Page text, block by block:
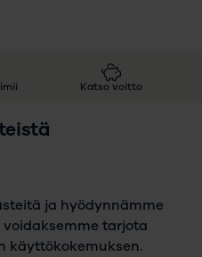
Katso voitto
ja hyödynnämme
tarjota
käyttökokemuksen.